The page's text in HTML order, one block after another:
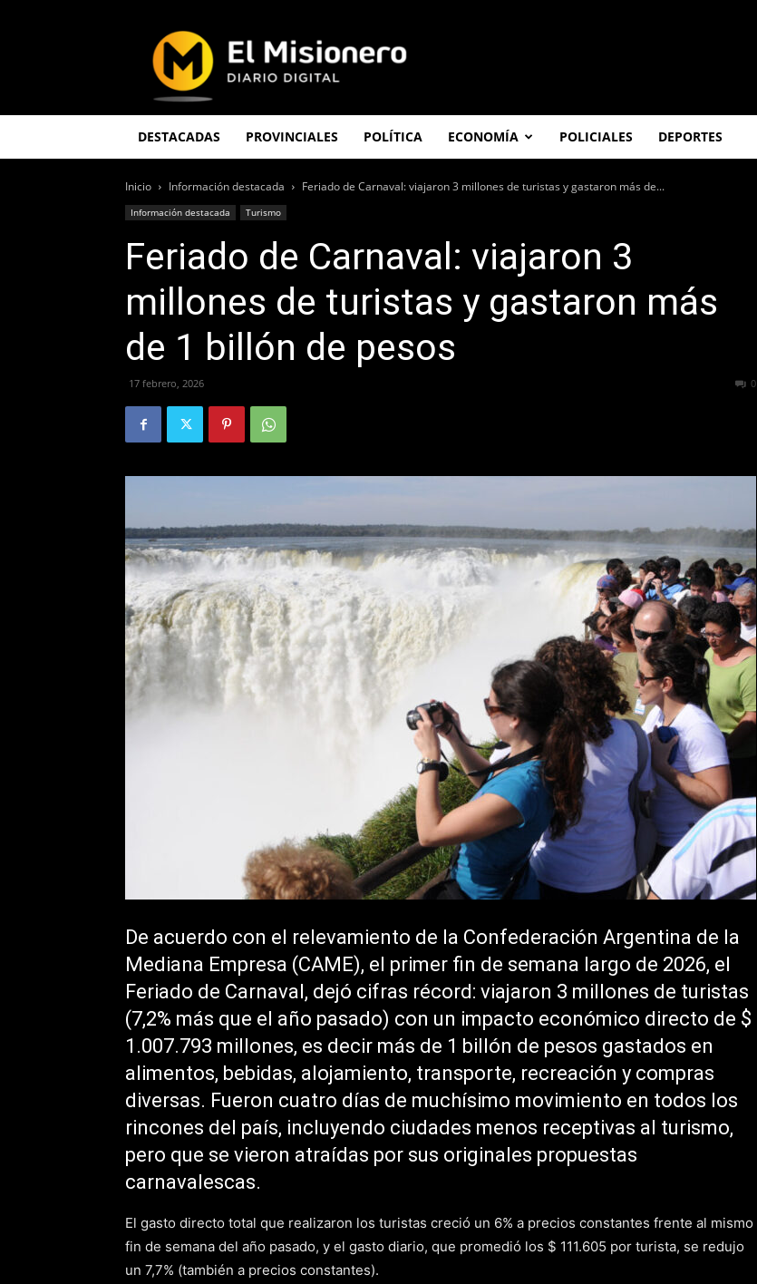
Misionero
DESTACADAS PROVINCIALES POLÍTICA ECONOMÍA POLICIALES DEPORTES
Inicio Información destacada Feriado de Carnaval: viajaron 3 millones de turistas y gastaron más de...
Información destacada Turismo
Feriado de Carnaval: viajaron 3
millones de turistas y gastaron más
de 1 billón de pesos
17 febrero, 2026 0
De acuerdo con el relevamiento de la Confederación Argentina de la
Mediana Empresa (CAME), el primer fin de semana largo de 2026, el
Feriado de Carnaval, dejó cifras récord: viajaron 3 millones de turistas
(7,2% más que el año pasado) con un impacto económico directo de $
1.007.793 millones, es decir más de 1 billón de pesos gastados en
alimentos, bebidas, alojamiento, transporte, recreación y compras
diversas. Fueron cuatro días de muchísimo movimiento en todos los
rincones del país, incluyendo ciudades menos receptivas al turismo,
pero que se vieron atraídas por sus originales propuestas
carnavalescas.
El gasto directo total que realizaron los turistas creció un 6% a precios constantes frente al mismo
fin de semana del año pasado, y el gasto diario, que promedió los $ 111.605 por turista, se redujo
un 7,7% (también a precios constantes).